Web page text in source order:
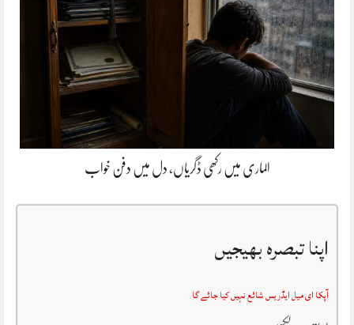
الماری میں رکھی ڈگریاں، دل میں دفن خواب
اپنا تبصرہ بھیجیں
آپکا ای میل ایڈریس شائع نہیں کیا جائے گا